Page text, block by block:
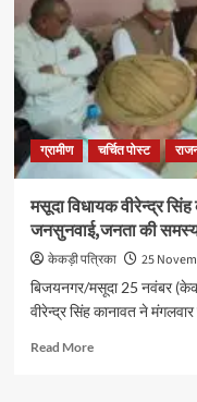
ग्रामीण चर्चित पोस्ट
मसूदा विधायक वीरेन्द्र
जनसुनवाई,जनता की
केकड़ी पत्रिका 25
बिजयनगर/मसूदा 25 नवंबर
वीरेन्द्र सिंह कानावत ने
Read More